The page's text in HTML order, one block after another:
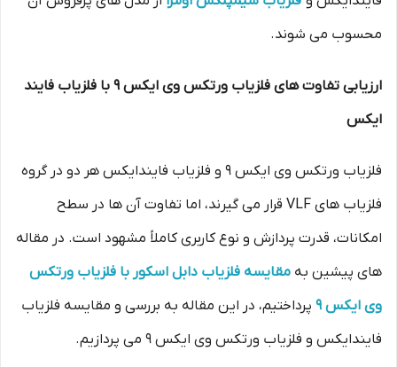
محسوب می شوند.
ارزیابی تفاوت های فلزیاب ورتکس وی ایکس 9 با فلزیاب فایند
ایکس
فلزیاب ورتکس وی ایکس 9 و فلزیاب فایندایکس هر دو در گروه
فلزیاب های VLF قرار می گیرند، اما تفاوت آن ها در سطح
امکانات، قدرت پردازش و نوع کاربری کاملاً مشهود است. در مقاله
های پیشین به مقایسه فلزیاب دابل اسکور با فلزیاب ورتکس
وی ایکس 9
پرداختیم، در این مقاله به بررسی و مقایسه فلزیاب
فایندایکس و فلزیاب ورتکس وی ایکس 9 می پردازیم.